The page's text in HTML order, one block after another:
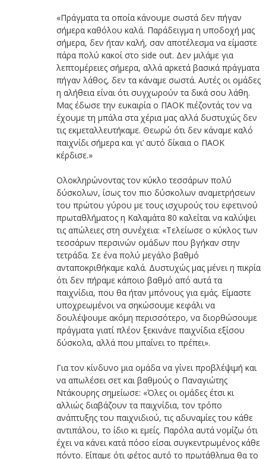
«Πράγματα τα οποία κάνουμε σωστά δεν πήγαν
σήμερα καθόλου καλά. Παράδειγμα η υποδοχή μας
σήμερα, δεν ήταν καλή, σαν αποτέλεσμα να είμαστε
πάρα πολύ κακοί στο side out. Δεν μιλάμε για
λεπτομέρειες σήμερα, αλλά αρκετά βασικά πράγματα
πήγαν λάθος, δεν τα κάναμε σωστά. Αυτές οι ομάδες
η αλήθεια είναι ότι συγχωρούν τα δικά σου λάθη.
Μας έδωσε την ευκαιρία ο ΠΑΟΚ πιέζοντάς τον να
έχουμε τη μπάλα στα χέρια μας αλλά δυστυχώς δεν
τις εκμεταλλευτήκαμε. Θεωρώ ότι δεν κάναμε καλό
παιχνίδι σήμερα και γι’ αυτό δίκαια ο ΠΑΟΚ
κέρδισε.»
Ολοκληρώνοντας τον κύκλο τεσσάρων πολύ
δύσκολων, ίσως τον πιο δύσκολων αναμετρήσεων
του πρώτου γύρου με τους ισχυρούς του εφετινού
πρωταθλήματος η Καλαμάτα 80 καλείται να καλύψει
τις απώλειες στη συνέχεια: «Τελείωσε ο κύκλος των
τεσσάρων περσινών ομάδων που βγήκαν στην
τετράδα. Σε ένα πολύ μεγάλο βαθμό
ανταποκριθήκαμε καλά. Δυστυχώς μας μένει η πικρία
ότι δεν πήραμε κάποιο βαθμό από αυτά τα
παιχνίδια, που θα ήταν μπόνους για εμάς. Είμαστε
υποχρεωμένοι να σηκώσουμε κεφάλι να
δουλέψουμε ακόμη περισσότερο, να διορθώσουμε
πράγματα γιατί πλέον ξεκινάνε παιχνίδια εξίσου
δύσκολα, αλλά που μπαίνει το πρέπει».
Για τον κίνδυνο μια ομάδα να γίνει προβλέψιμή και
να απωλέσει σετ και βαθμούς ο Παναγιώτης
Ντάκουρης σημείωσε: «Όλες οι ομάδες έτσι κι
αλλιώς διαβάζουν τα παιχνίδια, τον τρόπο
ανάπτυξης του παιχνιδιού, τις αδυναμίες του κάθε
αντιπάλου, το ίδιο κι εμείς. Παρόλα αυτά νομίζω ότι
έχει να κάνει κατά πόσο είσαι συγκεντρωμένος κάθε
πόντο. Είπαμε ότι φέτος αυτό το πρωτάθλημα θα το